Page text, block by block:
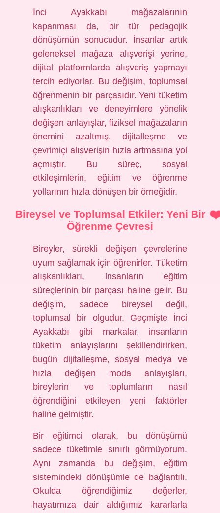
İnci Ayakkabı mağazalarının
kapanması da, bir tür pedagojik
dönüşümün sonucudur. İnsanlar artık
geleneksel mağaza alışverişi yerine,
dijital platformlarda alışveriş yapmayı
tercih ediyorlar. Bu değişim, toplumsal
öğrenmenin bir parçasıdır. Yeni tüketim
alışkanlıkları ve deneyimlere yönelik
değişen anlayışlar, fiziksel mağazaların
önemini azaltmış, dijitalleşme ve
çevrimiçi alışverişin hızla artmasına yol
açmıştır. Bu süreç, sosyal
etkileşimlerin, eğitim ve öğrenme
yollarının hızla dönüşen bir örneğidir.
Bireysel ve Toplumsal Etkiler: Yeni Bir
Öğrenme Çevresi
Bireyler, sürekli değişen çevrelerine
uyum sağlamak için öğrenirler. Tüketim
alışkanlıkları, insanların eğitim
süreçlerinin bir parçası haline gelir. Bu
değişim, sadece bireysel değil,
toplumsal bir olgudur. Geçmişte İnci
Ayakkabı gibi markalar, insanların
tüketim anlayışlarını şekillendirirken,
bugün dijitalleşme, sosyal medya ve
hızla değişen moda anlayışları,
bireylerin ve toplumların nasıl
öğrendiğini etkileyen yeni faktörler
haline gelmiştir.
Bir eğitimci olarak, bu dönüşümü
sadece tüketimle sınırlı görmüyorum.
Aynı zamanda bu değişim, eğitim
sistemindeki dönüşümle de bağlantılı.
Okulda öğrendiğimiz değerler,
hayatımıza dair aldığımız kararlarla